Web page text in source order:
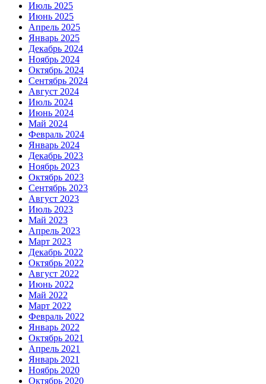
Июль 2025
Июнь 2025
Апрель 2025
Январь 2025
Декабрь 2024
Ноябрь 2024
Октябрь 2024
Сентябрь 2024
Август 2024
Июль 2024
Июнь 2024
Май 2024
Февраль 2024
Январь 2024
Декабрь 2023
Ноябрь 2023
Октябрь 2023
Сентябрь 2023
Август 2023
Июль 2023
Май 2023
Апрель 2023
Март 2023
Декабрь 2022
Октябрь 2022
Август 2022
Июнь 2022
Май 2022
Март 2022
Февраль 2022
Январь 2022
Октябрь 2021
Апрель 2021
Январь 2021
Ноябрь 2020
Октябрь 2020